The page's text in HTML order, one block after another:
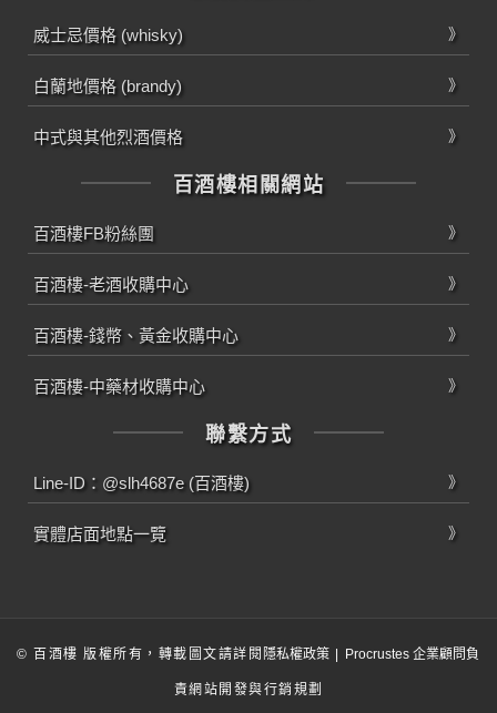
威士忌價格 (whisky)
白蘭地價格 (brandy)
中式與其他烈酒價格
百酒樓相關網站
百酒樓FB粉絲團
百酒樓-老酒收購中心
百酒樓-錢幣、黃金收購中心
百酒樓-中藥材收購中心
聯繫方式
Line-ID：@slh4687e (百酒樓)
實體店面地點一覽
© 百酒樓 版權所有，轉載圖文請詳閱 隱私權政策 | Procrustes 企業顧問負
責網站開發與行銷規劃